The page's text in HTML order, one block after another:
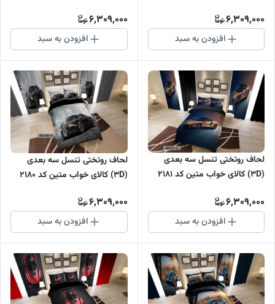
6,309,000
افزودن به سبد
6,309,000
افزودن به سبد
لحاف روتختی تنسل سه بعدی
(3D) کالای خواب متین کد 2181
6,309,000
افزودن به سبد
لحاف روتختی تنسل سه بعدی
(3D) کالای خواب متین کد 2180
6,309,000
افزودن به سبد